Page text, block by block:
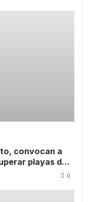
convocan a
playas de
0